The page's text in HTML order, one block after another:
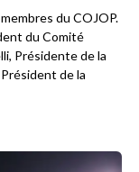
du COJOP.
du Comité
Présidente de la
de la